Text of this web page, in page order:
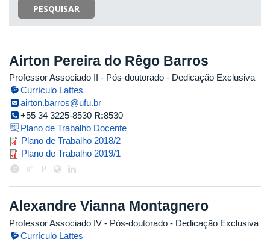
PESQUISAR
Airton Pereira do Rêgo Barros
Professor Associado II - Pós-doutorado - Dedicação Exclusiva
Currículo Lattes
airton.barros@ufu.br
+55 34 3225-8530 R:8530
Plano de Trabalho Docente
Plano de Trabalho 2018/2
Plano de Trabalho 2019/1
Alexandre Vianna Montagnero
Professor Associado IV - Pós-doutorado - Dedicação Exclusiva
Currículo Lattes